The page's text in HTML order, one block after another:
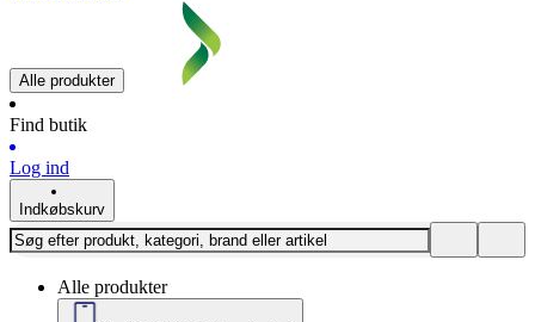
Alle produkter
Find butik
Log ind
Indkøbskurv
Alle produkter